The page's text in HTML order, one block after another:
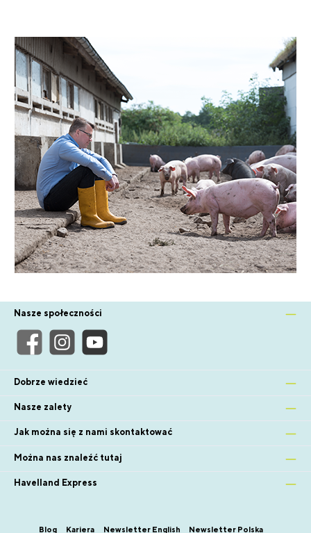
Nasze społeczności
Dobrze wiedzieć
Nasze zalety
Jak można się z nami skontaktować
Można nas znaleźć tutaj
Havelland Express
Blog Kariera Newsletter English Newsletter Polska